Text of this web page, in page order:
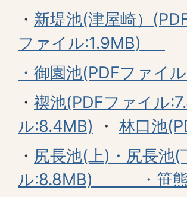
・ 新堤池(津屋崎）
ファイル:1.9MB)
・ 御園池(PDFファイ
・ 禊池(PDFファイル
ル:8.4MB) ・ 林口池
・ 尻長池(上)・尻長池
ル:8.8MB) ・ 笹